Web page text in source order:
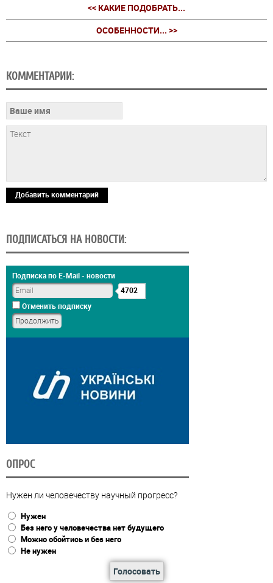
<< КАКИЕ ПОДОБРАТЬ...
ОСОБЕННОСТИ... >>
КОММЕНТАРИИ:
Добавить комментарий
ПОДПИСАТЬСЯ НА НОВОСТИ:
Подписка по E-Mail - новости
4702
Отменить подписку
ОПРОС
Нужен ли человечеству научный прогресс?
Нужен
Без него у человечества нет будущего
Можно обойтись и без него
Не нужен
Голосовать